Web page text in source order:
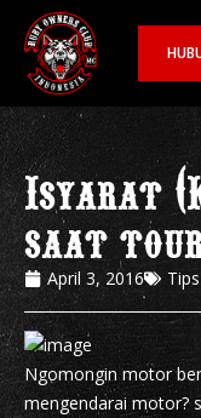
Isyarat
saat
April 3, 2016
Ngomongin motor
mengendarai motor?